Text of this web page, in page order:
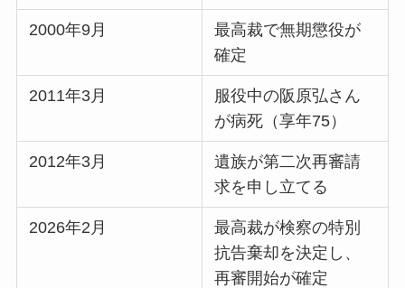
2000年9月
最高裁で無期懲役が
確定
2011年3月
服役中の阪原弘さん
が病死（享年75）
2012年3月
遺族が第二次再審請
求を申し立てる
2026年2月
最高裁が検察の特別
抗告棄却を決定し、
再審開始が確定